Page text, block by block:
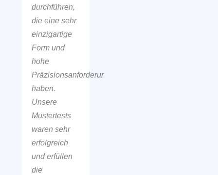
durchführen,
die eine sehr
einzigartige
Form und
hohe
Präzisionsanforderungen
haben.
Unsere
Mustertests
waren sehr
erfolgreich
und erfüllen
die